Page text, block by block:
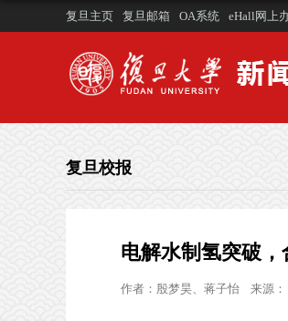
复旦主页 复旦邮箱 OA系统 eHall网上
复旦校报
电解水制氢突破
作者： 殷梦昊、蒋子怡 来源：